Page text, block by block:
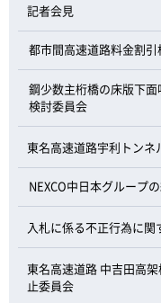
記者会見
都市間高速道路料金割引
鋼少数主桁橋の床版下
検討委員会
東名高速道路宇利トン
NEXCO中日本グループ
入札に係る不正行為に
東名高速道路 中吉田高
止委員会